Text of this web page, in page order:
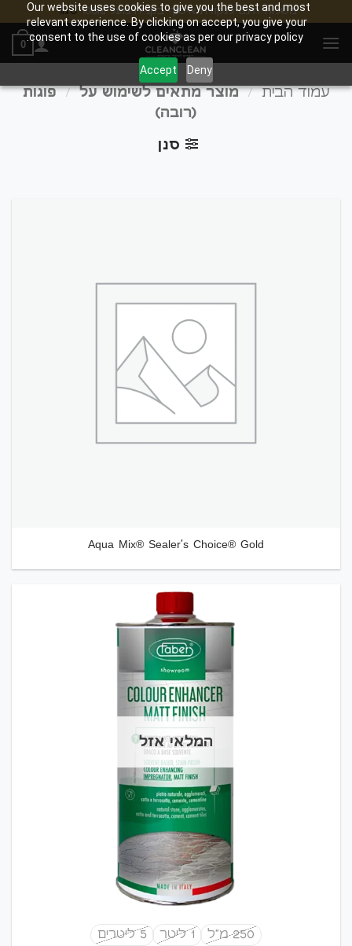
Our website uses cookies to give you the best and most
relevant experience. By clicking on accept, you give your
consent to the use of cookies as per our privacy policy.
Deny
Accept
משלוח חינם לנקודת איסוף בקנייה מעל 100₪ סגור
0
עמוד הבית / מוצר מתאים לשימוש על / פוגות
(רובה)
סנן
Aqua Mix® Sealer's Choice® Gold
המלאי אזל
250 מ"ל 1 ליטר
5 ליטרים